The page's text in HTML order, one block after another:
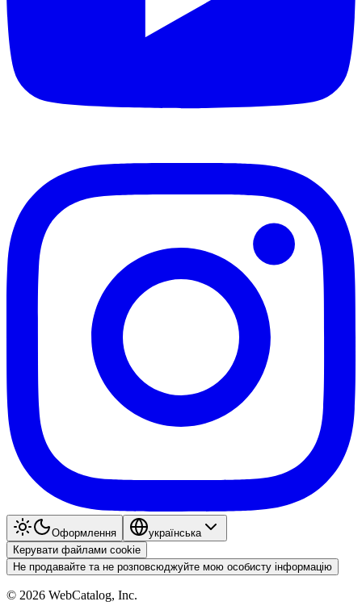
Оформлення
українська
Керувати файлами cookie
Не продавайте та не розповсюджуйте мою особисту інформацію
© 2026 WebCatalog, Inc.